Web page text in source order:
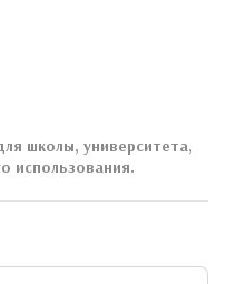
школы, университета,
использования.